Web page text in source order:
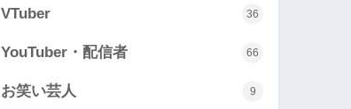
VTuber 36
YouTuber・配信者 66
お笑い芸人 9